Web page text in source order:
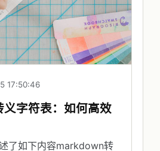
17:50:46
字符表：如何高效
了如下内容markdown转